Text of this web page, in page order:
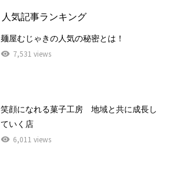
人気記事ランキング
麺屋むじゃきの人気の秘密とは！
7,531 views
笑顔になれる菓子工房 地域と共に成長し
ていく店
6,011 views